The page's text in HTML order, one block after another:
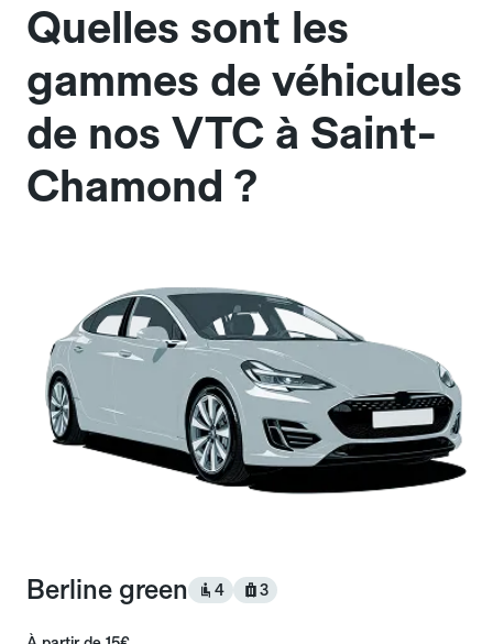
Quelles sont les
gammes de véhicules
de nos VTC à Saint-
Chamond ?
Berline green 4 3